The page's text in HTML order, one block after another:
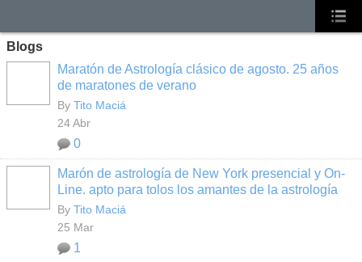
Blogs
Maratón de Astrología clásico de agosto. 25 años
de maratones de verano
By Tito Maciá
24 Abr
0
Marón de astrología de New York presencial y On-
Line. apto para tolos los amantes de la astrología
By Tito Maciá
25 Mar
1